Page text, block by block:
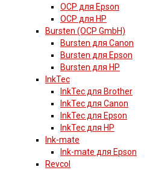
OCP для Epson
OCP для HP
Bursten (OCP GmbH)
Bursten для Canon
Bursten для Epson
Bursten для HP
InkTec
InkTec для Brother
InkTec для Canon
InkTec для Epson
InkTec для HP
Ink-mate
Ink-mate для Epson
Revcol